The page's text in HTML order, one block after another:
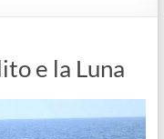
e la Luna